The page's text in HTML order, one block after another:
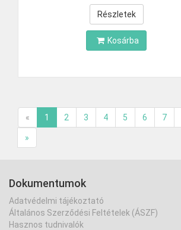
Részletek
Kosárba
« 1 2 3 4 5 6 7
»
Dokumentumok
Adatvédelmi tájékoztató
Általános Szerződési Feltételek (ÁSZF)
Hasznos tudnivalók